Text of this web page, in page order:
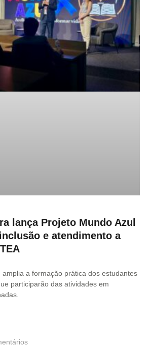
lança Projeto Mundo Azul
e atendimento a
a formação prática dos estudantes
participarão das atividades em